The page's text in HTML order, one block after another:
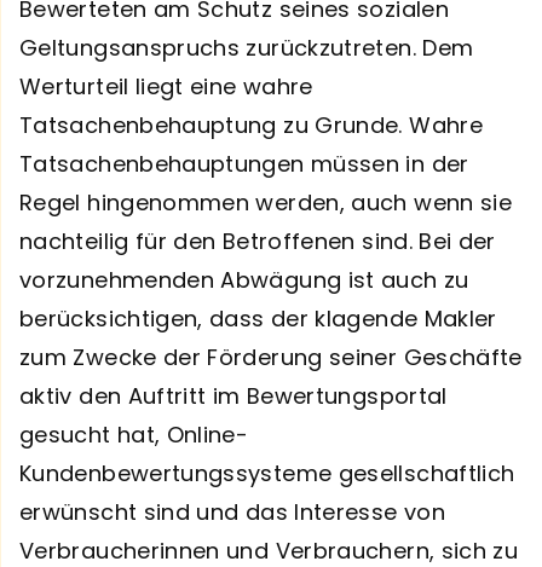
Bewerteten am Schutz seines sozialen
Geltungsanspruchs zurückzutreten. Dem
Werturteil liegt eine wahre
Tatsachenbehauptung zu Grunde. Wahre
Tatsachenbehauptungen müssen in der
Regel hingenommen werden, auch wenn sie
nachteilig für den Betroffenen sind. Bei der
vorzunehmenden Abwägung ist auch zu
berücksichtigen, dass der klagende Makler
zum Zwecke der Förderung seiner Geschäfte
aktiv den Auftritt im Bewertungsportal
gesucht hat, Online-
Kundenbewertungssysteme gesellschaftlich
erwünscht sind und das Interesse von
Verbraucherinnen und Verbrauchern, sich zu